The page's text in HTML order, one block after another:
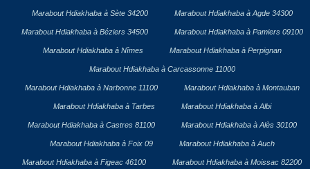
Marabout Hdiakhaba à Sète 34200 Marabout Hdiakhaba à Agde 34300
Marabout Hdiakhaba à Béziers 34500 Marabout Hdiakhaba à Pamiers 09100
Marabout Hdiakhaba à Nîmes Marabout Hdiakhaba à Perpignan
Marabout Hdiakhaba à Carcassonne 11000
Marabout Hdiakhaba à Narbonne 11100 Marabout Hdiakhaba à Montauban
Marabout Hdiakhaba à Tarbes Marabout Hdiakhaba à Albi
Marabout Hdiakhaba à Castres 81100 Marabout Hdiakhaba à Alès 30100
Marabout Hdiakhaba à Foix 09 Marabout Hdiakhaba à Auch
Marabout Hdiakhaba à Figeac 46100 Marabout Hdiakhaba à Moissac 82200